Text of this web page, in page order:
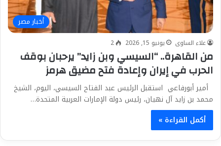
أخبار مصر
علاء الساوى يونيو 15, 2026 2
من القاهرة.. “السيسي وبن زايد” يرحبان بوقف
الحرب في إيران وإعادة فتح مضيق هرمز
أمير أبورفاعي استقبل الرئيس عبد الفتاح السيسي، اليوم، الشيخ
محمد بن زايد آل نهيان، رئيس دولة الإمارات العربية المتحدة…
أكمل القراءة »